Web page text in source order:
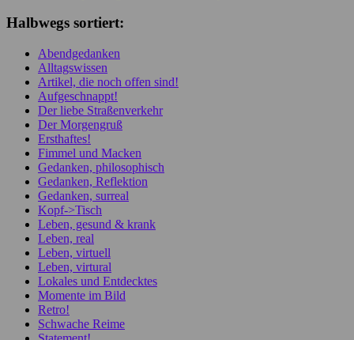
Halbwegs sortiert:
Abendgedanken
Alltagswissen
Artikel, die noch offen sind!
Aufgeschnappt!
Der liebe Straßenverkehr
Der Morgengruß
Ersthaftes!
Fimmel und Macken
Gedanken, philosophisch
Gedanken, Reflektion
Gedanken, surreal
Kopf->Tisch
Leben, gesund & krank
Leben, real
Leben, virtuell
Leben, virtural
Lokales und Entdecktes
Momente im Bild
Retro!
Schwache Reime